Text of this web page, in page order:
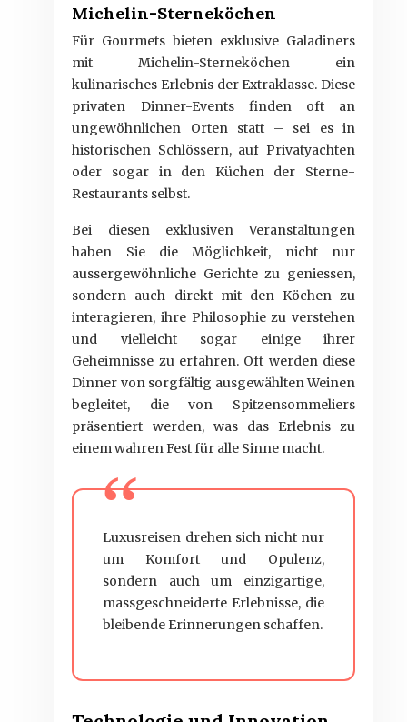
Michelin-Sterneköchen
Für Gourmets bieten exklusive Galadiners
mit Michelin-Sterneköchen ein
kulinarisches Erlebnis der Extraklasse. Diese
privaten Dinner-Events finden oft an
ungewöhnlichen Orten statt – sei es in
historischen Schlössern, auf Privatyachten
oder sogar in den Küchen der Sterne-
Restaurants selbst.
Bei diesen exklusiven Veranstaltungen
haben Sie die Möglichkeit, nicht nur
aussergewöhnliche Gerichte zu geniessen,
sondern auch direkt mit den Köchen zu
interagieren, ihre Philosophie zu verstehen
und vielleicht sogar einige ihrer
Geheimnisse zu erfahren. Oft werden diese
Dinner von sorgfältig ausgewählten Weinen
begleitet, die von Spitzensommeliers
präsentiert werden, was das Erlebnis zu
einem wahren Fest für alle Sinne macht.
Luxusreisen drehen sich nicht nur
um Komfort und Opulenz,
sondern auch um einzigartige,
massgeschneiderte Erlebnisse, die
bleibende Erinnerungen schaffen.